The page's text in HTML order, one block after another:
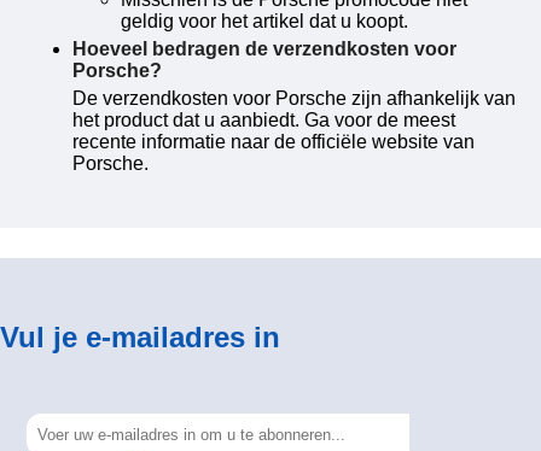
geldig voor het artikel dat u koopt.
Hoeveel bedragen de verzendkosten voor
Porsche?
De verzendkosten voor Porsche zijn afhankelijk van
het product dat u aanbiedt. Ga voor de meest
recente informatie naar de officiële website van
Porsche.
Vul je e-mailadres in